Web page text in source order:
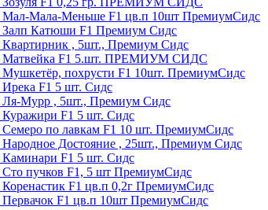
Мал-Мала-Меньше F1 цв.п 10шт ПремиумСидс
Залп Катюши F1 Премиум Сидс
Квартирник , 5шт., Премиум Сидс
Матвейка F1 5.шт. ПРЕМИУМ СИДС
похрусти F1 10шт. ПремиумСидс
F1 5 шт. Сидс
Ля-Мурр , 5шт., Премиум Сидс
F1 5 шт. Сидс
по лавкам F1 10 шт. ПремиумСидс
Достояние , 25шт., Премиум Сидс
F1 5 шт. Сидс
пучков F1, 5 шт ПремиумСидс
F1 цв.п 0,2г ПремиумСидс
F1 цв.п 10шт ПремиумСидс